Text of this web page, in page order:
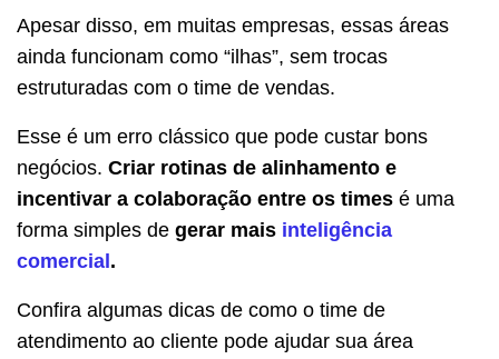
Apesar disso, em muitas empresas, essas áreas
ainda funcionam como “ilhas”, sem trocas
estruturadas com o time de vendas.
Esse é um erro clássico que pode custar bons
negócios. Criar rotinas de alinhamento e
incentivar a colaboração entre os times é uma
forma simples de gerar mais inteligência
comercial.
Confira algumas dicas de como o time de
atendimento ao cliente pode ajudar sua área